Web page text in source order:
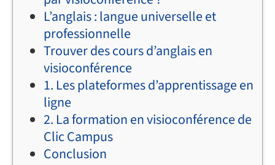
L’anglais : langue universelle et
professionnelle
Trouver des cours d’anglais en
visioconférence
1. Les plateformes d’apprentissage en
ligne
2. La formation en visioconférence de
Clic Campus
Conclusion